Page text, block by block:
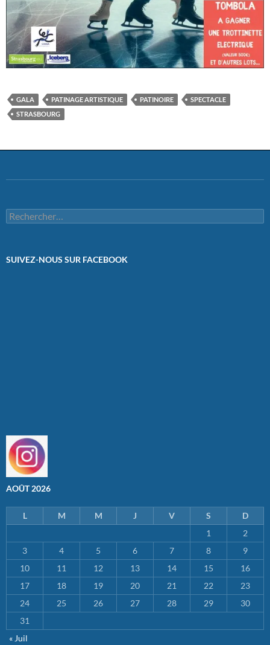
GALA PATINAGE ARTISTIQUE PATINOIRE
SPECTACLE
STRASBOURG
Rechercher :
SUIVEZ-NOUS SUR FACEBOOK
AOÛT 2026
L M M J V S
D
1
2
3
4 5 6 7 8
9
10
11 12 13 14 15
16
17
18 19 20 21 22
23
24
25 26 27 28 29
30
31
« Juil